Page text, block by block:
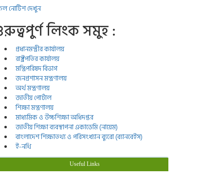
নোটিশ দেখুন
লিংক সমুহ :
প্রধানমন্ত্রীর কার্যালয়
রাষ্ট্রপতির কার্যালয়
মন্ত্রিপরিষদ বিভাগ
জনপ্রশাসন মন্ত্রণালয়
অর্থ মন্ত্রণালয়
জাতীয় পোর্টাল
শিক্ষা মন্ত্রণালয়
মাধ্যমিক ও উচ্চশিক্ষা অধিদপ্তর
জাতীয় শিক্ষা ব্যবস্থাপনা একাডেমি (নায়েম)
বাংলাদেশ শিক্ষাতথ্য ও পরিসংখ্যান ব্যুরো (ব্যানবেইস)
ই-নথি
Useful Links